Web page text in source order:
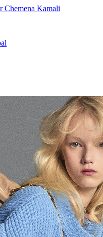
Chemena Kamali